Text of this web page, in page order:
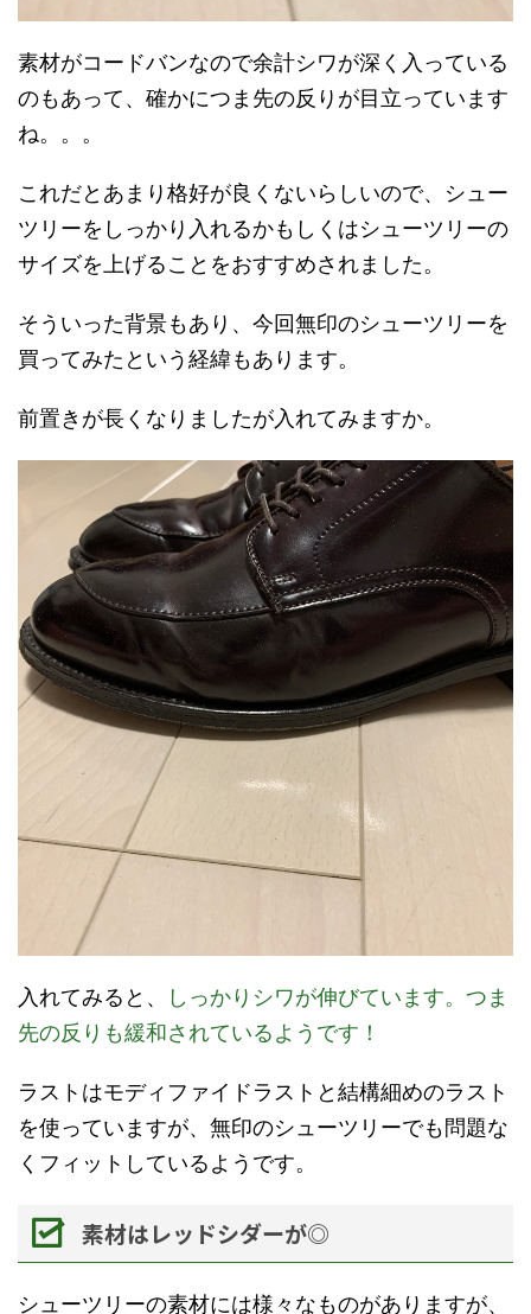
素材がコードバンなので余計シワが深く入っている
のもあって、確かにつま先の反りが目立っています
ね。。。
これだとあまり格好が良くないらしいので、シュー
ツリーをしっかり入れるかもしくはシューツリーの
サイズを上げることをおすすめされました。
そういった背景もあり、今回無印のシューツリーを
買ってみたという経緯もあります。
前置きが長くなりましたが入れてみますか。
入れてみると、
しっかりシワが伸びています。つま
先の反りも緩和されているようです！
ラストはモディファイドラストと結構細めのラスト
を使っていますが、無印のシューツリーでも問題な
くフィットしているようです。
素材はレッドシダーが◎
シューツリーの素材には様々なものがありますが、